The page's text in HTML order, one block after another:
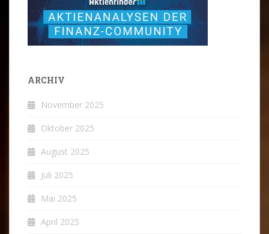
ARCHIV
November 2025
Oktober 2025
August 2025
Juli 2025
Mai 2025
April 2025